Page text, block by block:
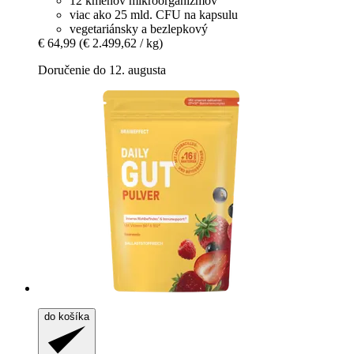
viac ako 25 mld. CFU na kapsulu
vegetariánsky a bezlepkový
€ 64,99 (€ 2.499,62 / kg)
Doručenie do 12. augusta
do košíka